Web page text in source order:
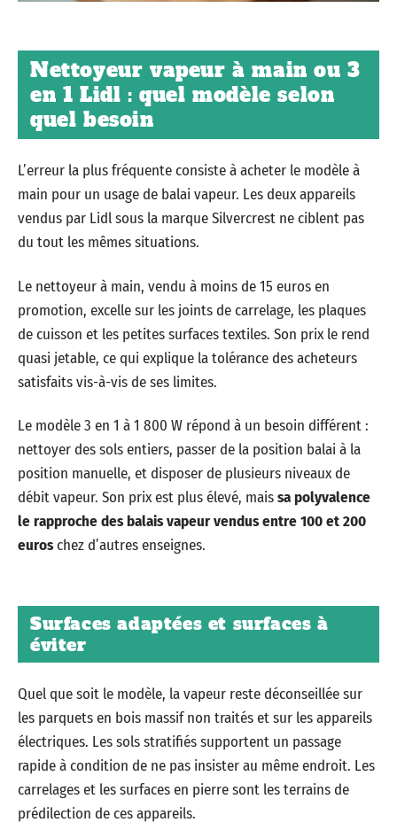
Nettoyeur vapeur à main ou 3
en 1 Lidl : quel modèle selon
quel besoin
L’erreur la plus fréquente consiste à acheter le modèle à
main pour un usage de balai vapeur. Les deux appareils
vendus par Lidl sous la marque Silvercrest ne ciblent pas
du tout les mêmes situations.
Le nettoyeur à main, vendu à moins de 15 euros en
promotion, excelle sur les joints de carrelage, les plaques
de cuisson et les petites surfaces textiles. Son prix le rend
quasi jetable, ce qui explique la tolérance des acheteurs
satisfaits vis-à-vis de ses limites.
Le modèle 3 en 1 à 1 800 W répond à un besoin différent :
nettoyer des sols entiers, passer de la position balai à la
position manuelle, et disposer de plusieurs niveaux de
débit vapeur. Son prix est plus élevé, maissa polyvalence
le rapproche des balais vapeur vendus entre 100 et 200
euroschez d’autres enseignes.
Surfaces adaptées et surfaces à
éviter
Quel que soit le modèle, la vapeur reste déconseillée sur
les parquets en bois massif non traités et sur les appareils
électriques. Les sols stratifiés supportent un passage
rapide à condition de ne pas insister au même endroit. Les
carrelages et les surfaces en pierre sont les terrains de
prédilection de ces appareils.